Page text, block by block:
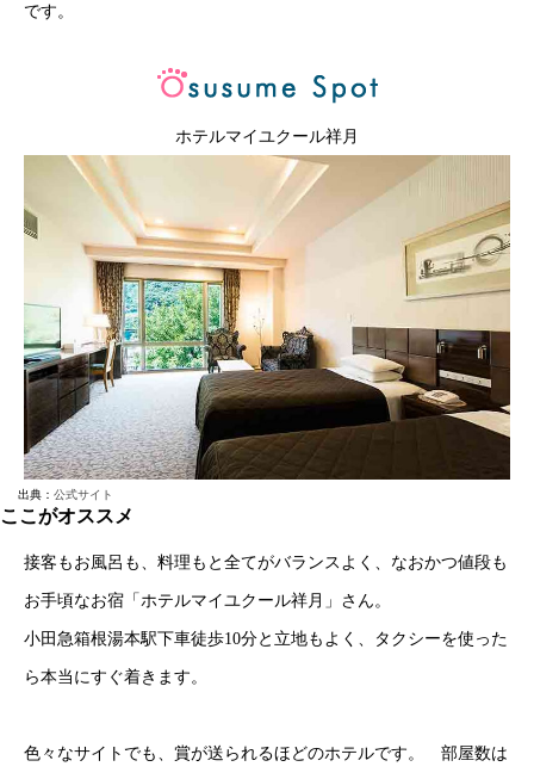
です。
ホテルマイユクール祥月
出典： 公式サイト
ここがオススメ
接客もお風呂も、料理もと全てがバランスよく、なおかつ値段も
お手頃なお宿「ホテルマイユクール祥月」さん。
小田急箱根湯本駅下車徒歩10分と立地もよく、タクシーを使った
ら本当にすぐ着きます。
色々なサイトでも、賞が送られるほどのホテルです。 部屋数は